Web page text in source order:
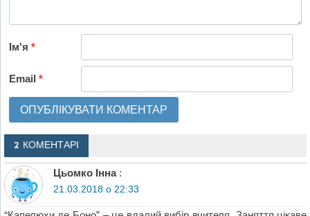
Ім'я*
Email*
2 КОМЕНТАРІ
Цьомко Інна :
21.03.2018 о 22:33